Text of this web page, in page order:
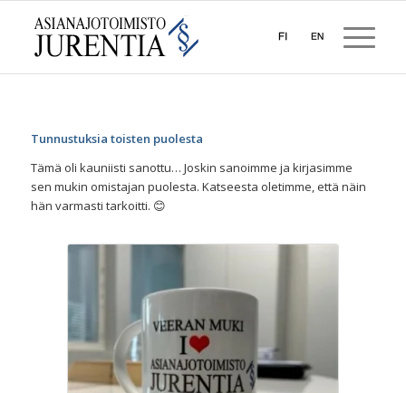
Tunnustuksia toisten puolesta
Tämä oli kauniisti sanottu… Joskin sanoimme ja kirjasimme
sen mukin omistajan puolesta. Katseesta oletimme, että näin
hän varmasti tarkoitti. 😊